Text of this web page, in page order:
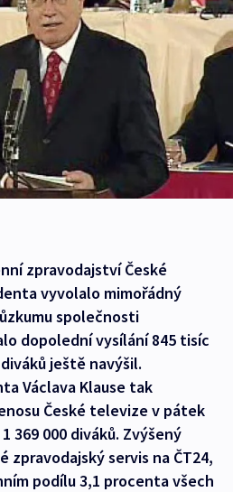
zpravodajství České
vyvolalo mimořádný
společnosti
dopolední vysílání 845 tisíc
ještě navýšil.
Václava Klause tak
České televize v pátek
369 000 diváků. Zvýšený
zpravodajský servis na ČT24,
podílu 3,1 procenta všech